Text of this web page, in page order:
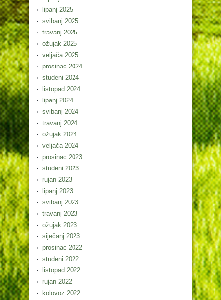
lipanj 2025
svibanj 2025
travanj 2025
ožujak 2025
veljača 2025
prosinac 2024
studeni 2024
listopad 2024
lipanj 2024
svibanj 2024
travanj 2024
ožujak 2024
veljača 2024
prosinac 2023
studeni 2023
rujan 2023
lipanj 2023
svibanj 2023
travanj 2023
ožujak 2023
siječanj 2023
prosinac 2022
studeni 2022
listopad 2022
rujan 2022
kolovoz 2022